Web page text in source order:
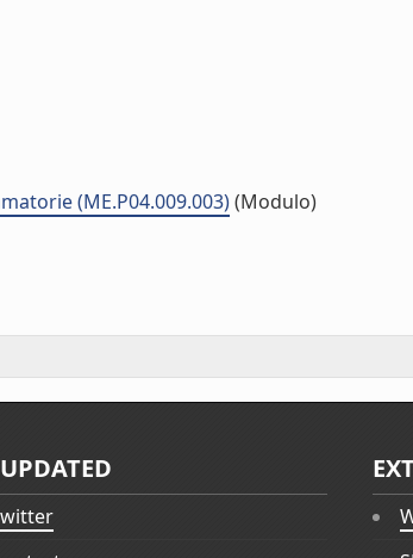
(ME.P04.009.003)(Modulo)